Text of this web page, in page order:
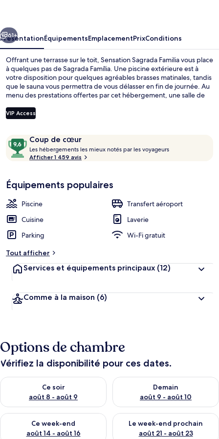
Suivant
61+
PrésentationÉquipementsEmplacementPrixConditions
Offrant une terrasse sur le toit, Sensation Sagrada Familia vous place
à quelques pas de Sagrada Família. Une piscine extérieure est à
votre disposition pour quelques agréables brasses matinales, tandis
que le sauna vous permettra de vous délasser en fin de journée. Au
menu des prestations offertes par cet hébergement, une salle de
confortable. Cerise sur le gâteau, les appartements regorgent de
petits plus comme une machine à espresso et des chaussons. Les
trouvent à une courte distance de marche : Station de métro
Sagrada Família est à 5 minutes à pied et Station de métro
Verdaguer, à 9 minutes.
VIP Access
Avis
voyageurs
Coup de cœur
9,6
sur
10,
cœur
Les hébergements les mieux notés par les voyageurs
b
e
n
x
n
o
é
s
Afficher 1 459 avis
Équipements populaires
Piscine
Transfert aéroport
Cuisine
Laverie
Parking
Wi-Fi gratuit
Tout afficher
Services et équipements principaux (12)
Comme à la maison (6)
Options de chambre
Vérifiez la disponibilité pour ces dates.
Ce soir
août 8 - août 9
Vérifier la disponibilité pour ce soir août 8 - août 9
Demain
août 9 - août 10
Vérifier la disponibilité pour
Ce week-end
août 14 - août 16
Vérifier la disponibilité pour ce week-end août 14 - août 16
Le week-end prochain
août 21 - août 23
Vérifier la disponibilité pour